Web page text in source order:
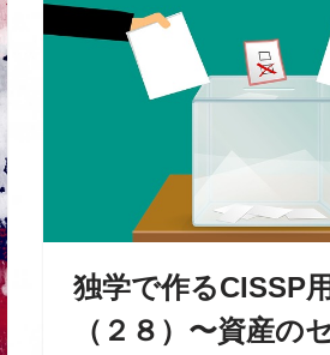
独学で作るCISSP
（２８）〜資産の